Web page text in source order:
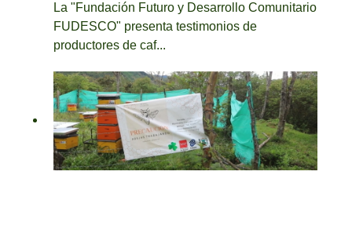
La "Fundación Futuro y Desarrollo Comunitario
FUDESCO" presenta testimonios de
productores de caf...